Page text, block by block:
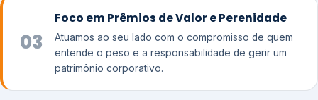
03
Foco em Prêmios de Valor e Perenidade
Atuamos ao seu lado com o compromisso de quem
entende o peso e a responsabilidade de gerir um
patrimônio corporativo.